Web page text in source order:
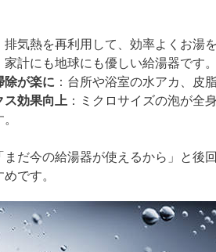
排気熱を再利用して、効率よくお湯
計にも地球にも優しい給湯器です。
除が楽に ：台所や浴室の水アカ、皮
ス効果向上 ：ミクロサイズの泡が全
まだ今の給湯器が使えるから」と後
です。